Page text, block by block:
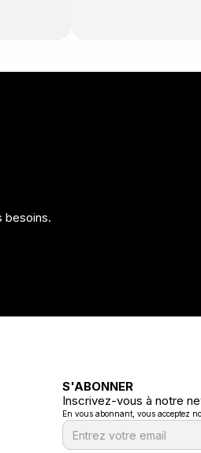
besoins.
S'ABONNER
Inscrivez-vous à notre
En vous abonnant, vous acceptez